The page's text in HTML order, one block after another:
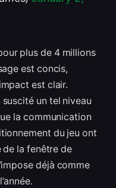
plus de 4 millions
est concis,
est clair.
suscité un tel niveau
la communication
du jeu ont
de la fenêtre de
déjà comme